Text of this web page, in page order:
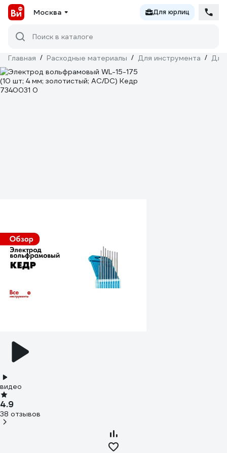
Москва Для юрлиц
Поиск в каталоге
Главная / Расходные материалы / Для инструмента / Для
видео
4.9
38 отзывов